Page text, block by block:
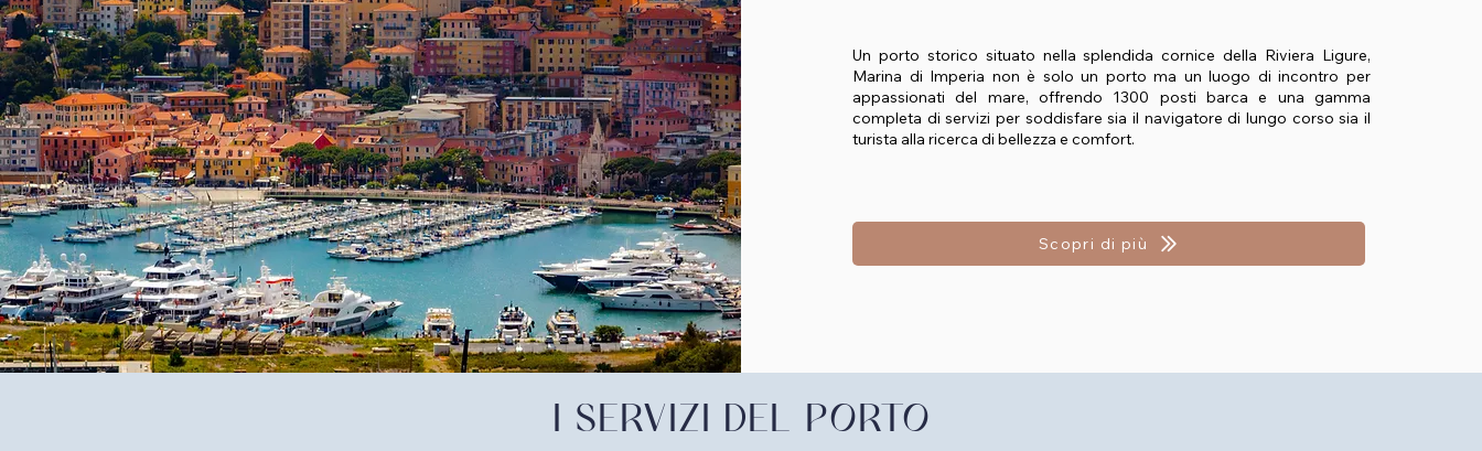
Un porto storico situato nella splendida cornice della Riviera Ligure,
Marina di Imperia non è solo un porto ma un luogo di incontro per
appassionati del mare, offrendo 1300 posti barca e una gamma
completa di servizi per soddisfare sia il navigatore di lungo corso sia il
turista alla ricerca di bellezza e comfort.
Scopri di più
I SERVIZI DEL PORTO